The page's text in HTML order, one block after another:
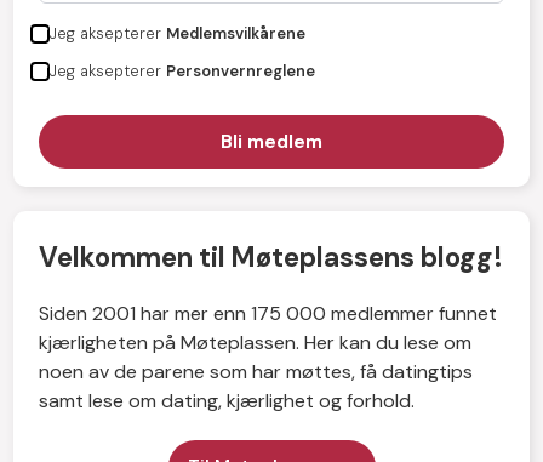
Jeg aksepterer Medlemsvilkårene
Jeg aksepterer Personvernreglene
Velkommen til Møteplassens blogg!
Siden 2001 har mer enn 175 000 medlemmer funnet
kjærligheten på Møteplassen. Her kan du lese om
noen av de parene som har møttes, få datingtips
samt lese om dating, kjærlighet og forhold.